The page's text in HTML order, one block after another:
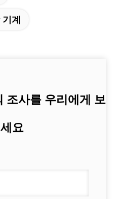
계
조사를 우리에게 보
요